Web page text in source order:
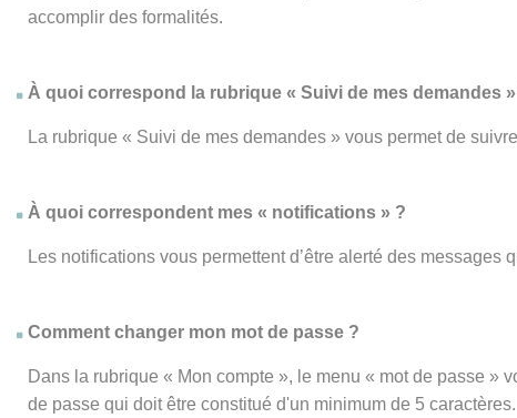
accomplir des formalités.
À quoi correspond la rubrique « Suivi de mes demandes
La rubrique « Suivi de mes demandes » vous permet de
À quoi correspondent mes « notifications » ?
Les notifications vous permettent d’être alerté des messages
Comment changer mon mot de passe ?
Dans la rubrique « Mon compte », le menu « mot de passe »
de passe qui doit être constitué d'un minimum de 5 caractères.